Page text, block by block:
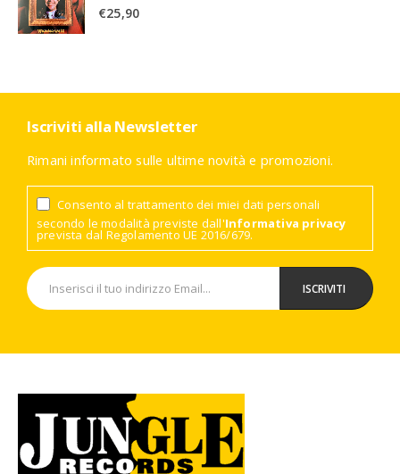
€25,90
Iscriviti alla Newsletter
Rimani informato sulle ultime novità e promozioni.
Consento al trattamento dei miei dati personali
secondo le modalità previste dall'Informativa privacy
prevista dal Regolamento UE 2016/679.